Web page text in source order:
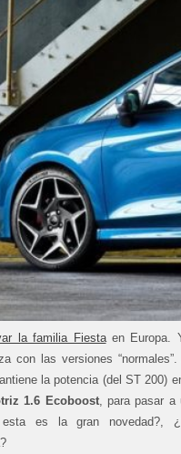
la familia Fiestaen Europa.
con las versiones
la potencia (del ST 200)
1.6 Ecoboost, para pasar a
es la gran novedad?,